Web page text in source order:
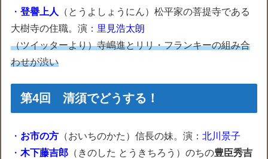
・登譽上人
（とうよしょうにん）松平家の菩提寺である
大樹寺の住職。演： 里見浩太朗
（ツイッターより）寺嶋進とリリ・フランキーの組み合
わせが渋い
第4回 清須でどうする！
・ お市の方 （おいちのかた）信長の妹。演：北川景子
・木下藤吉郎 （きのした とうきちろう）のちの豊臣秀吉